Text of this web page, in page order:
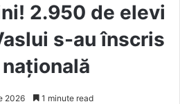
2.950 de elevi
s-au înscris
2026 1 minute read